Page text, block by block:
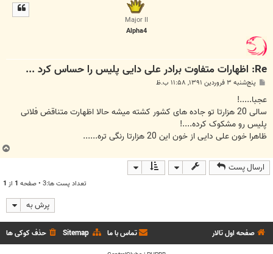
Major II
Alpha4
Re: اظهارات متفاوت برادر علی دایی پلیس را حساس کرد ...
س
ت
پنج‌شنبه ۳ فروردین ۱۳۹۱, ۱۱:۵۸ ب.ظ
عجبا.....!
سالی 20 هزارتا تو جاده های کشور کشته میشه حالا اظهارت متناقض فلانی
پلیس رو مشکوک کرده....!
ظاهرا خون علی دایی از خون این 20 هزارتا رنگی تره......
ارسال پست
تعداد پست ها:3 • صفحه 1 از 1
پرش به
صفحه اول تالار حذف کوکی ها Sitemap تماس با ما